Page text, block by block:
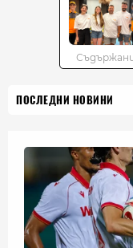
ПОСЛЕДНИ НОВИНИ